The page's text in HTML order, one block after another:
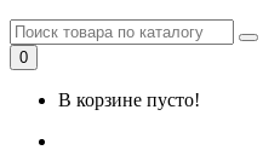
0
В корзине пусто!